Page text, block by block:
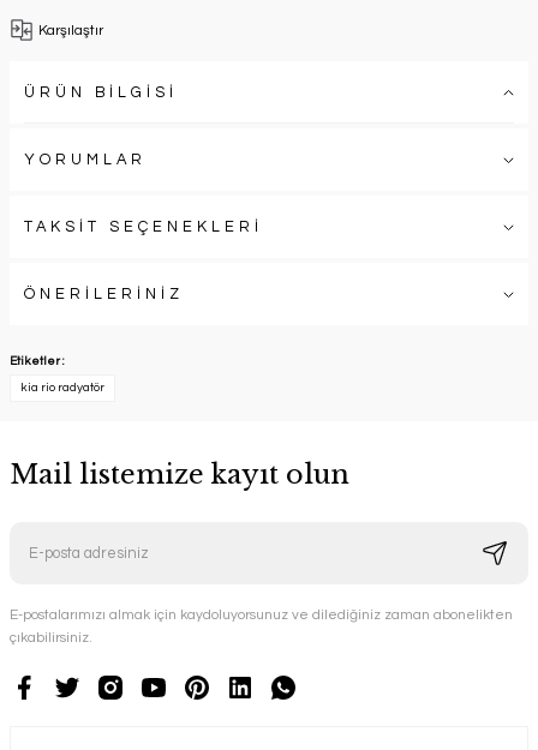
Karşılaştır
ÜRÜN BİLGİSİ
YORUMLAR
TAKSİT SEÇENEKLERİ
ÖNERİLERİNİZ
Etiketler :
kia rio radyatör
Mail listemize kayıt olun
E-postalarımızı almak için kaydoluyorsunuz ve dilediğiniz zaman abonelikten
çıkabilirsiniz.